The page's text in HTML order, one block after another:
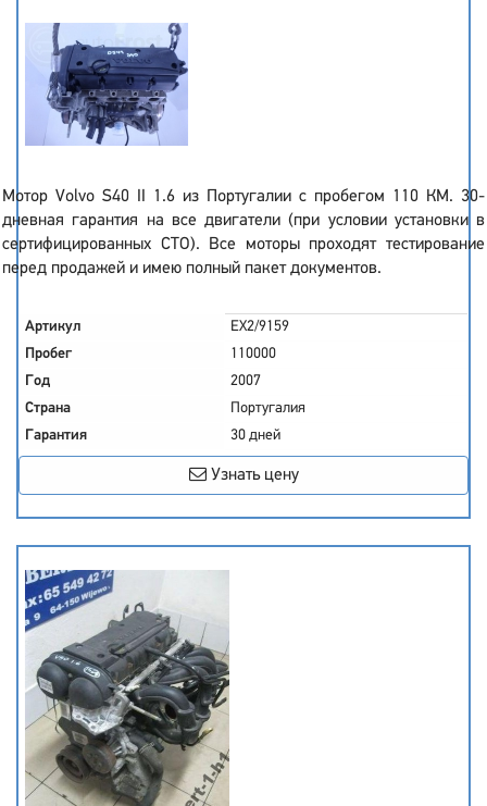
Мотор Volvo S40 II 1.6 из Португалии с пробегом 110 КМ. 30-
дневная гарантия на все двигатели (при условии установки в
сертифицированных СТО). Все моторы проходят тестирование
перед продажей и имею полный пакет документов.
Артикул
EX2/9159
Пробег
110000
Год
2007
Страна
Португалия
Гарантия
30 дней
Узнать цену